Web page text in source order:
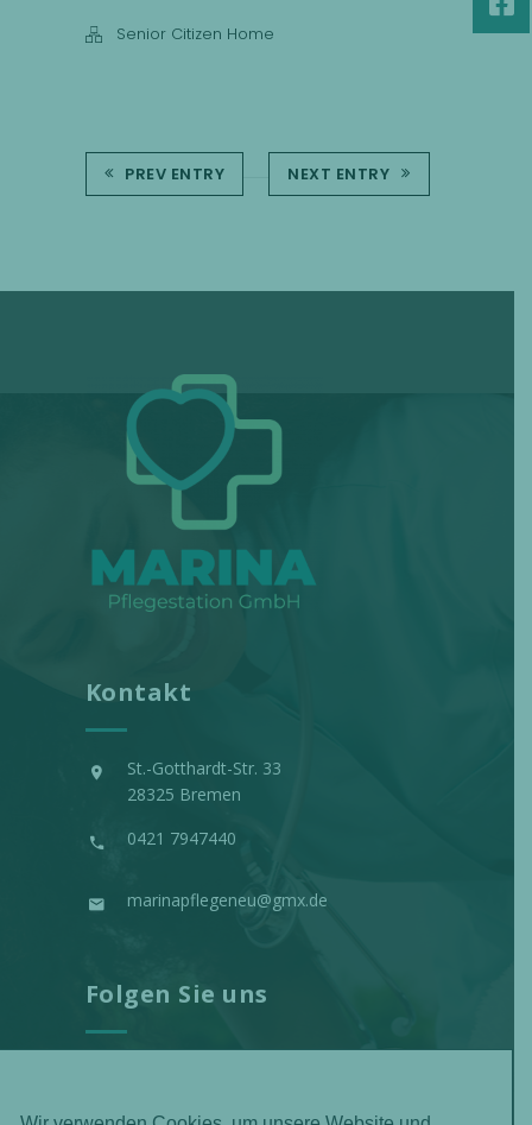
Senior Citizen Home
PREV ENTRY NEXT ENTRY
Kontakt
St.-Gotthardt-Str. 33
28325 Bremen
0421 7947440
marinapflegeneu@gmx.de
Folgen Sie uns